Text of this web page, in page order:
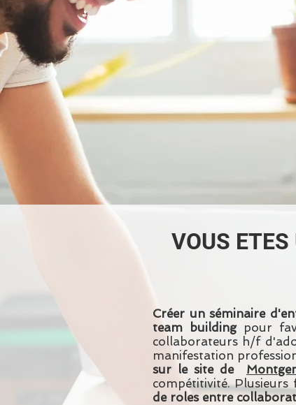
VOUS ETES
Créer un séminaire
team building pour
collaborateurs h/f
manifestation
sur le site de
compétitivité. Plusieurs
de roles entre